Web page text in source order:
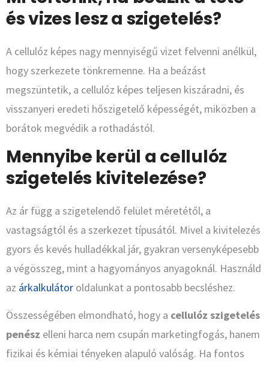
és vizes lesz a szigetelés?
A cellulóz képes nagy mennyiségű vizet felvenni anélkül,
hogy szerkezete tönkremenne. Ha a beázást
megszüntetik, a cellulóz képes teljesen kiszáradni, és
visszanyeri eredeti hőszigetelő képességét, miközben a
borátok megvédik a rothadástól.
Mennyibe kerül a cellulóz
szigetelés kivitelezése?
Az ár függ a szigetelendő felület méretétől, a
vastagságtól és a szerkezet típusától. Mivel a kivitelezés
gyors és kevés hulladékkal jár, gyakran versenyképesebb
a végösszeg, mint a hagyományos anyagoknál. Használd
az árkalkulátor oldalunkat a pontosabb becsléshez.
Összességében elmondható, hogy a cellulóz szigetelés
penész elleni harca nem csupán marketingfogás, hanem
fizikai és kémiai tényeken alapuló valóság. Ha fontos